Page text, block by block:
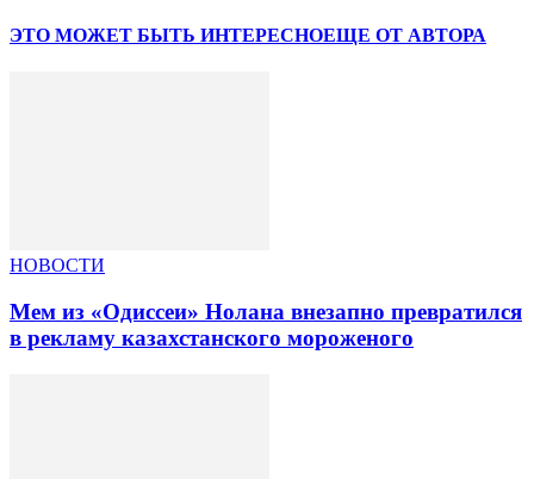
ЭТО МОЖЕТ БЫТЬ ИНТЕРЕСНОЕЩЕ ОТ АВТОРА
НОВОСТИ
Мем из «Одиссеи» Нолана внезапно превратился
в рекламу казахстанского мороженого